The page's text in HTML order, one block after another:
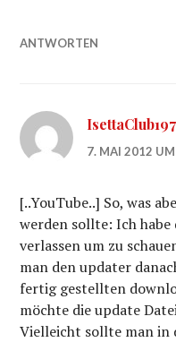
ANTWORTEN
7. MAI 2012
[..YouTube..] So, was
werden sollte: Ich
verlassen um zu
man den updater
fertig gestellten
möchte die update
Vielleicht sollte man in